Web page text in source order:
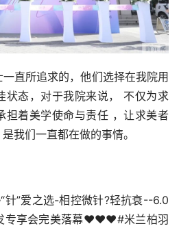
直所追求的，他们选择在我院用
状态，对于我院来说， 不仅为求
担着美学使命与责任 ，让求美者
我们一直都在做的事情。
针”爱之选-相控微针?轻抗衰--6.0
专享会完美落幕❤❤❤#米兰柏羽